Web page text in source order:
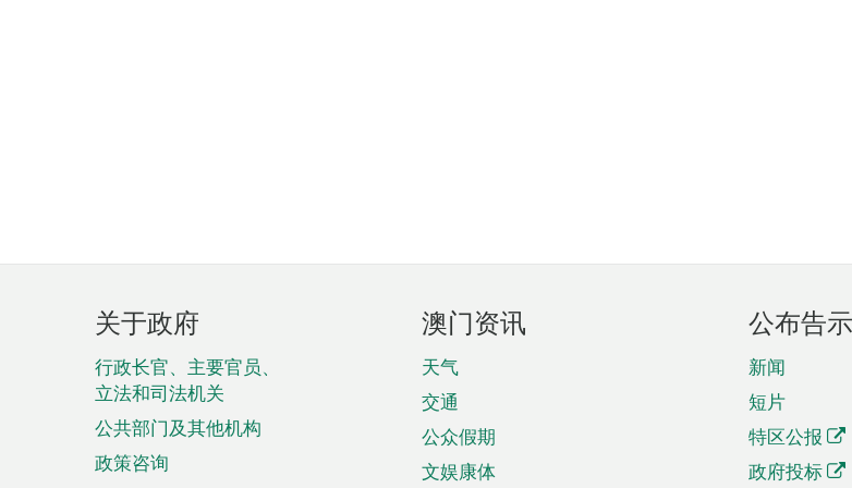
页
脚
菜
单
关于政府
行政长官、主要官员、
立法和司法机关
公共部门及其他机构
政策咨询
澳门资讯
天气
交通
公众假期
文娱康体
公布告示
新闻
短片
特区公报
政府投标